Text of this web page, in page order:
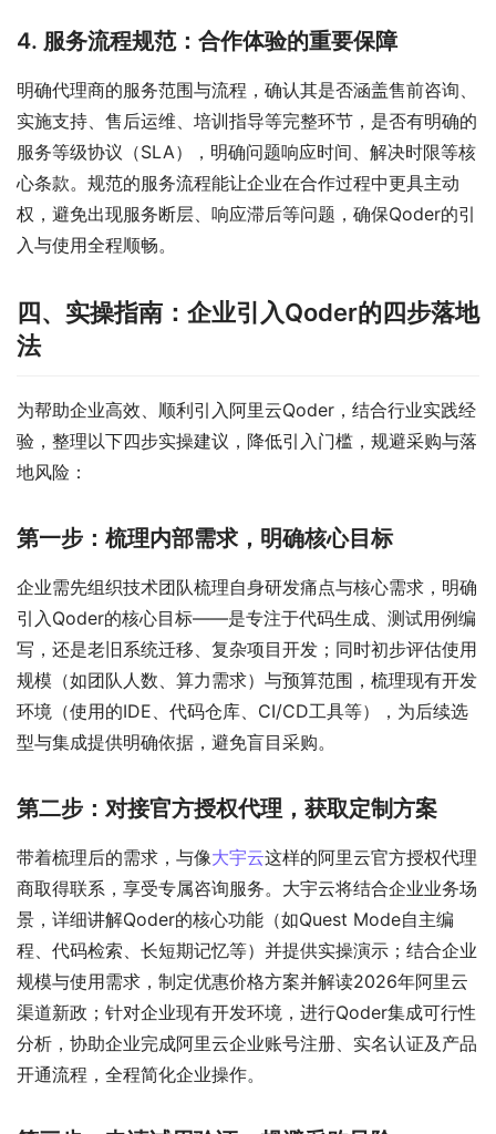
4. 服务流程规范：合作体验的重要保障
明确代理商的服务范围与流程，确认其是否涵盖售前咨询、
实施支持、售后运维、培训指导等完整环节，是否有明确的
服务等级协议（SLA），明确问题响应时间、解决时限等核
心条款。规范的服务流程能让企业在合作过程中更具主动
权，避免出现服务断层、响应滞后等问题，确保Qoder的引
入与使用全程顺畅。
四、实操指南：企业引入Qoder的四步落地
法
为帮助企业高效、顺利引入阿里云Qoder，结合行业实践经
验，整理以下四步实操建议，降低引入门槛，规避采购与落
地风险：
第一步：梳理内部需求，明确核心目标
企业需先组织技术团队梳理自身研发痛点与核心需求，明确
引入Qoder的核心目标——是专注于代码生成、测试用例编
写，还是老旧系统迁移、复杂项目开发；同时初步评估使用
规模（如团队人数、算力需求）与预算范围，梳理现有开发
环境（使用的IDE、代码仓库、CI/CD工具等），为后续选
型与集成提供明确依据，避免盲目采购。
第二步：对接官方授权代理，获取定制方案
带着梳理后的需求，与像大宇云这样的阿里云官方授权代理
商取得联系，享受专属咨询服务。大宇云将结合企业业务场
景，详细讲解Qoder的核心功能（如Quest Mode自主编
程、代码检索、长短期记忆等）并提供实操演示；结合企业
规模与使用需求，制定优惠价格方案并解读2026年阿里云
渠道新政；针对企业现有开发环境，进行Qoder集成可行性
分析，协助企业完成阿里云企业账号注册、实名认证及产品
开通流程，全程简化企业操作。